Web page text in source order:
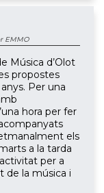
EMMO
Música d’Olot
propostes
Per una
hora per fer
els
a la tarda
per a
de la música i